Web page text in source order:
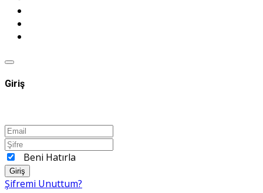
Giriş
Beni Hatırla
Giriş
Şifremi Unuttum?